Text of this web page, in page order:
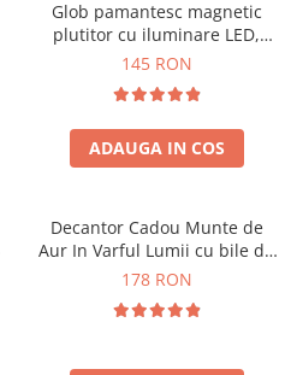
Glob pamantesc magnetic
plutitor cu iluminare LED,
Forma C
145 RON
ADAUGA IN COS
Decantor Cadou Munte de
Aur In Varful Lumii cu bile de
curatare
178 RON